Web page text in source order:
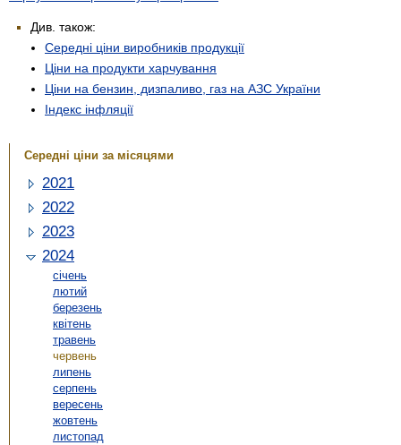
Див. також:
Середні ціни виробників продукції
Ціни на продукти харчування
Ціни на бензин, дизпаливо, газ на АЗС України
Індекс інфляції
Середні ціни за місяцями
2021
2022
2023
2024
січень
лютий
березень
квітень
травень
червень
липень
серпень
вересень
жовтень
листопад